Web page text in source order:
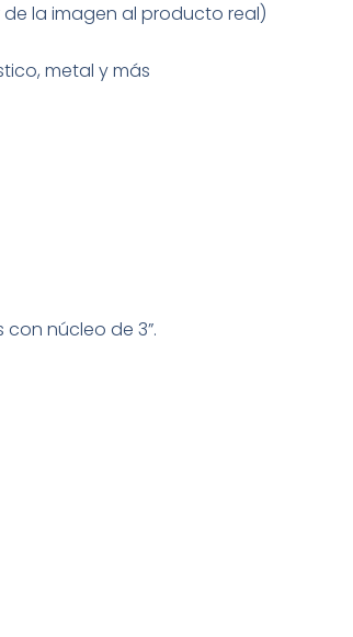
la imagen al producto real)
metal y más
núcleo de 3”.